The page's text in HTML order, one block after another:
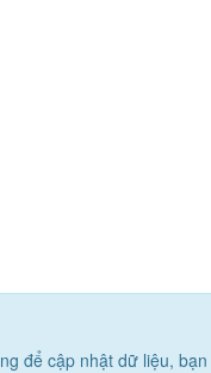
để cập nhật dữ liệu,